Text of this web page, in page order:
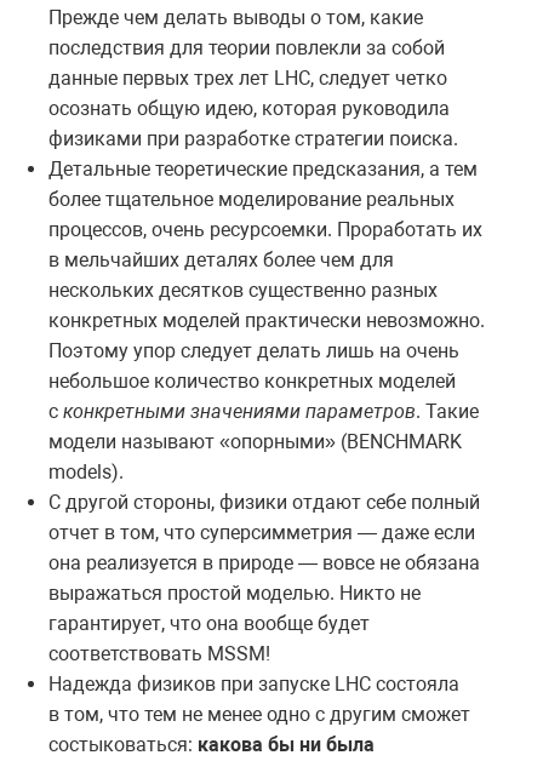
Прежде чем делать выводы о том, какие
последствия для теории повлекли за собой
данные первых трех лет LHC, следует четко
осознать общую идею, которая руководила
физиками при разработке стратегии поиска.
Детальные теоретические предсказания, а тем
более тщательное моделирование реальных
процессов, очень ресурсоемки. Проработать их
в мельчайших деталях более чем для
нескольких десятков существенно разных
конкретных моделей практически невозможно.
Поэтому упор следует делать лишь на очень
небольшое количество конкретных моделей
с конкретными значениями параметров. Такие
модели называют «опорными» (BENCHMARK
models).
С другой стороны, физики отдают себе полный
отчет в том, что суперсимметрия — даже если
она реализуется в природе — вовсе не обязана
выражаться простой моделью. Никто не
гарантирует, что она вообще будет
соответствовать MSSM!
Надежда физиков при запуске LHC состояла
в том, что тем не менее одно с другим сможет
состыковаться: какова бы ни была